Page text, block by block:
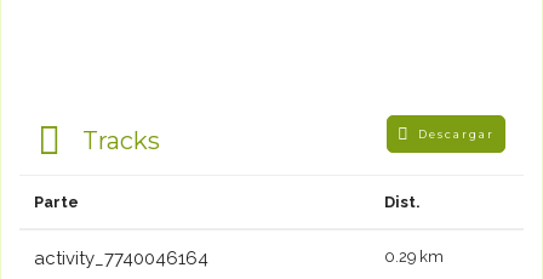
Tracks Descargar
Parte Dist.
activity_7740046164 0.29 km